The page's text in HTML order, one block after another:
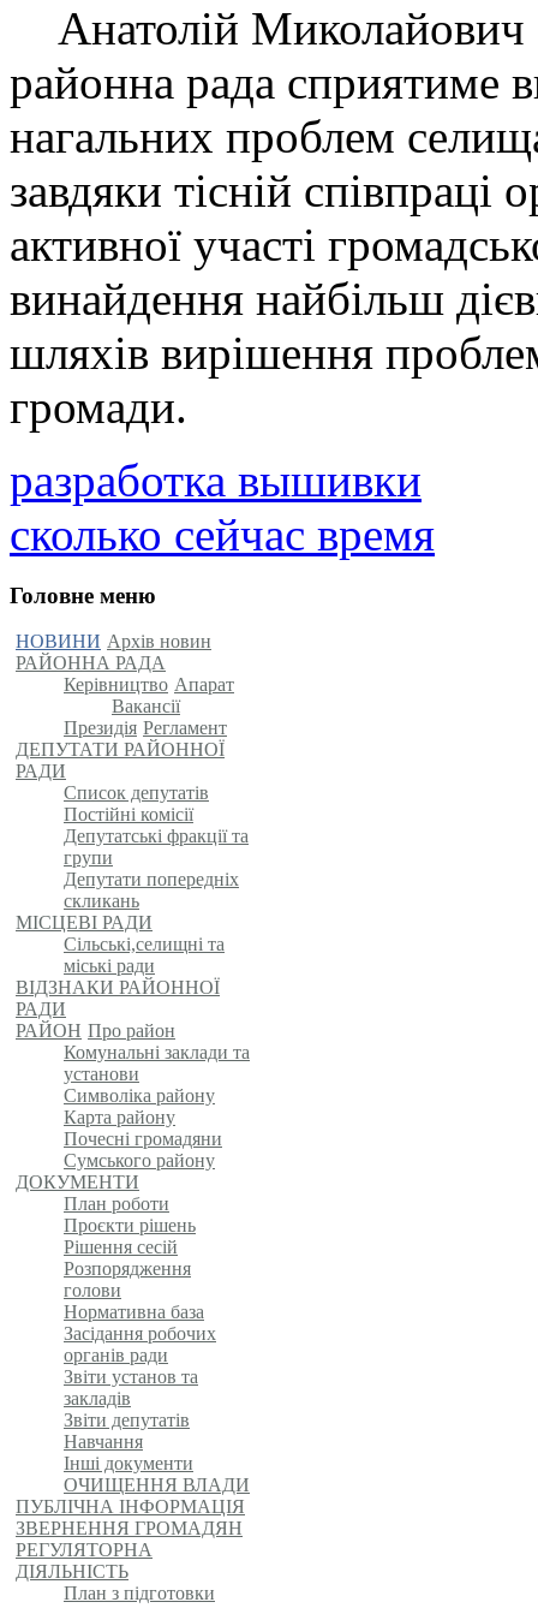
Анатолій Миколайович
районна рада сприятиме
нагальних проблем
завдяки тісній співпраці
активної участі
винайдення найбільш
шляхів вирішення
громади.
разработка вышивки
сколько сейчас время
Головне меню
НОВИНИ Архів новин
РАЙОННА РАДА
Керівництво Апарат
Вакансії
Президія Регламент
ДЕПУТАТИ РАЙОННОЇ
РАДИ
Список депутатів
Постійні комісії
Депутатські фракції та
групи
Депутати попередніх
скликань
МІСЦЕВІ РАДИ
Сільські,селищні та
міські ради
ВІДЗНАКИ РАЙОННОЇ
РАДИ
РАЙОН Про район
Комунальні заклади та
установи
Символіка району
Карта району
Почесні громадяни
Сумського району
ДОКУМЕНТИ
План роботи
Проєкти рішень
Рішення сесій
Розпорядження
голови
Нормативна база
Засідання робочих
органів ради
Звіти установ та
закладів
Звіти депутатів
Навчання
Інші документи
ОЧИЩЕННЯ ВЛАДИ
ПУБЛІЧНА ІНФОРМАЦІЯ
ЗВЕРНЕННЯ ГРОМАДЯН
РЕГУЛЯТОРНА
ДІЯЛЬНІСТЬ
План з підготовки